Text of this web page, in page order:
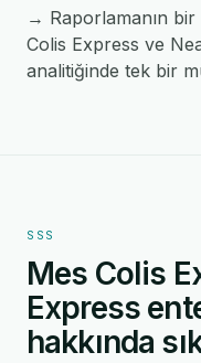
→ Raporlamanın bir
Colis Express ve
analitiğinde tek bir
SSS
Mes Colis
Express
hakkında